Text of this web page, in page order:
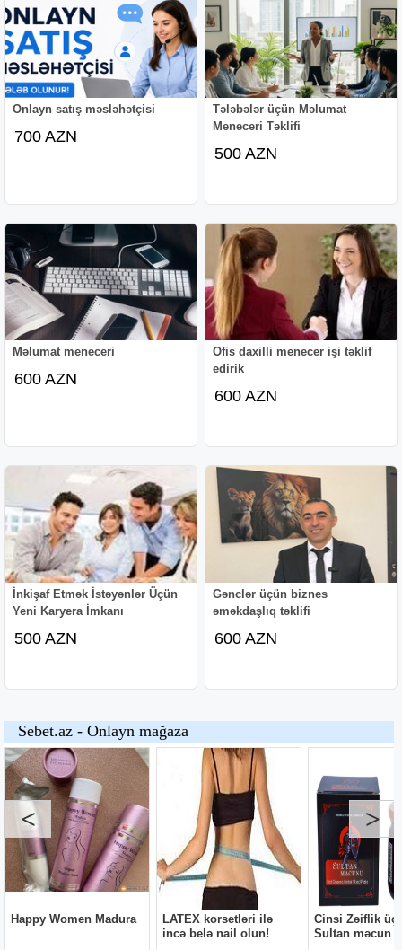
Onlayn satış məsləhətçisi
700 AZN
Tələbələr üçün Məlumat
Meneceri Təklifi
500 AZN
Məlumat meneceri
600 AZN
Ofis daxilli menecer işi təklif
edirik
600 AZN
İnkişaf Etmək İstəyənlər Üçün
Yeni Karyera İmkanı
500 AZN
Gənclər üçün biznes
əməkdaşlıq təklifi
600 AZN